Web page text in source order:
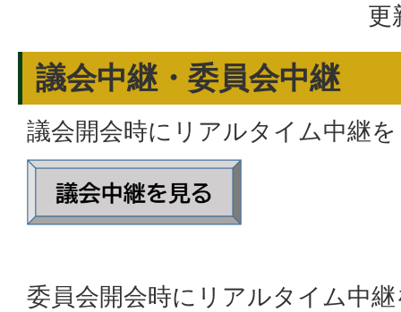
更
議会中継・委員会中継
議会開会時にリアルタイム中継
委員会開会時にリアルタイム中